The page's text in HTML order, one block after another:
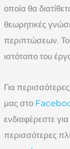
οποία θα
θεωρητικές
περιπτώσεων. Το
ιστότοπο του
Για
μας στο
ενδιαφέρεστε
περισσότερες